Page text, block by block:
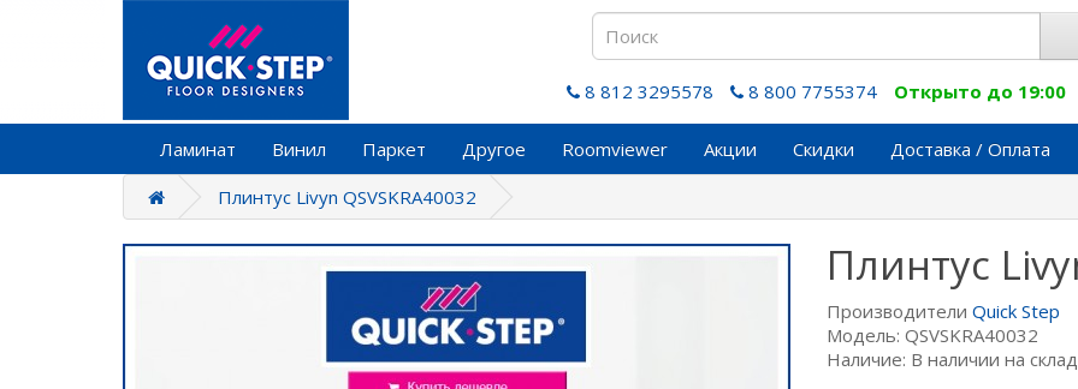
8 812 3295578 8 800 7755374 Открыто до 19:00
Ламинат Винил Паркет Другое Roomviewer Акции Скидки Доставка / Оплата
Плинтус Livyn QSVSKRA40032
Плинтус
Производители Quick Step
Модель: QSVSKRA40032
Наличие: В наличии на